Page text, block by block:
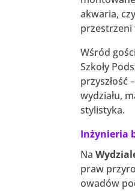
akwaria,
przestrzeni
Wśród
Szkoły
przyszłość
wydziału,
stylistyka.
Inżynieria
Na
praw
owadów